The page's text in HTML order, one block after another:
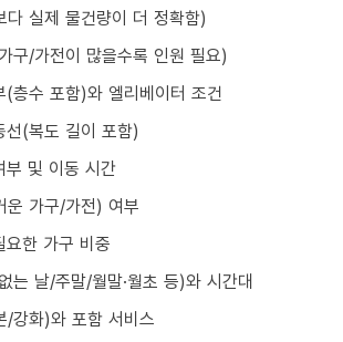
다 실제 물건량이 더 정확함)
구/가전이 많을수록 인원 필요)
(층수 포함)와 엘리베이터 조건
선(복도 길이 포함)
부 및 이동 시간
운 가구/가전) 여부
한 가구 비중
는 날/주말/월말·월초 등)와 시간대
/강화)와 포함 서비스